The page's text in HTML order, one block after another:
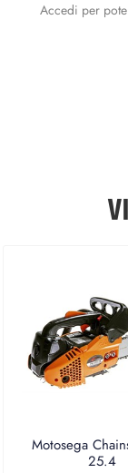
Accedi per
Motosega
25.4